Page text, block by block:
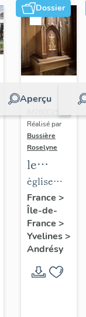
Dossier
Aperçu
Dossier
Réalisé par
Bussière
Roselyne
le
mobilier
de
l'église
Saint-
Germain-
de-
Paris
église
paroissiale
Saint-
Germain
France >
Île-de-
France >
Yvelines>
Andrésy